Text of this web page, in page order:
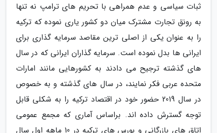
ثبات سیاسی و عدم همراهی با تحریم های ترامپ نه تنها
به رونق تجارت مشترک میان دو کشور یاری نموده که ترکیه
را به عنوان یکی از اصلی ترین مقاصد سرمایه گذاری برای
ایرانی ها بدل نموده است. سرمایه گذاران ایرانی که در سال
های گذشته ترجیح می دادند به کشورهایی مانند امارات
متحده عربی فکر نمایند، در سال های گذشته و به خصوص
در سال 2019 حضور خود در اقتصاد ترکیه را به شکلی قابل
توجه گسترش داده اند. براساس آماری که مجمع عمومی
اتاق های بازرگانی و بورس های ترکیه در 10 ماهه اول سال